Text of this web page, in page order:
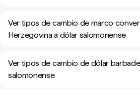
Ver tipos de cambio de marco
Herzegovina a dólar salomonense
Ver tipos de cambio de dólar
salomonense